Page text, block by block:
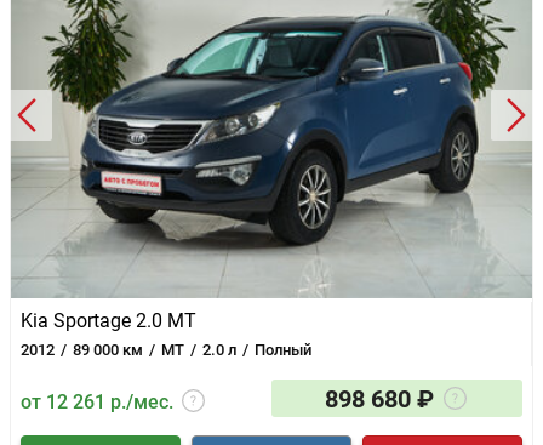
Kia Sportage 2.0 MT
2012 89 000 км MT 2.0 л Полный
от 12 261 р./мес. 898 680 ₽